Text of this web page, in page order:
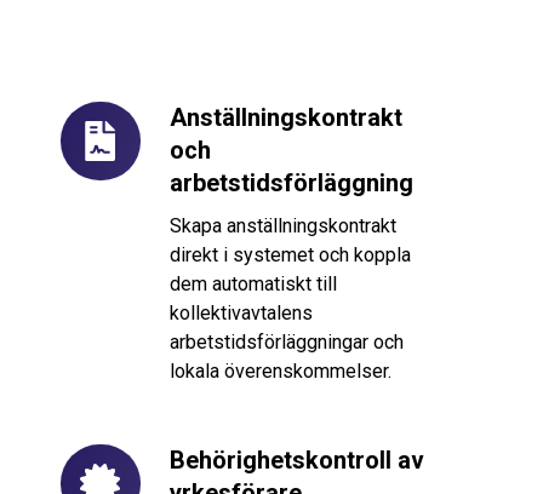
Anställningskontrakt
och
arbetstidsförläggning
Skapa anställningskontrakt
direkt i systemet och koppla
dem automatiskt till
kollektivavtalens
arbetstidsförläggningar och
lokala överenskommelser.
Anställningskontrakt
och
arbetstidsförläggning
Behörighetskontroll av
Behörighetskontroll